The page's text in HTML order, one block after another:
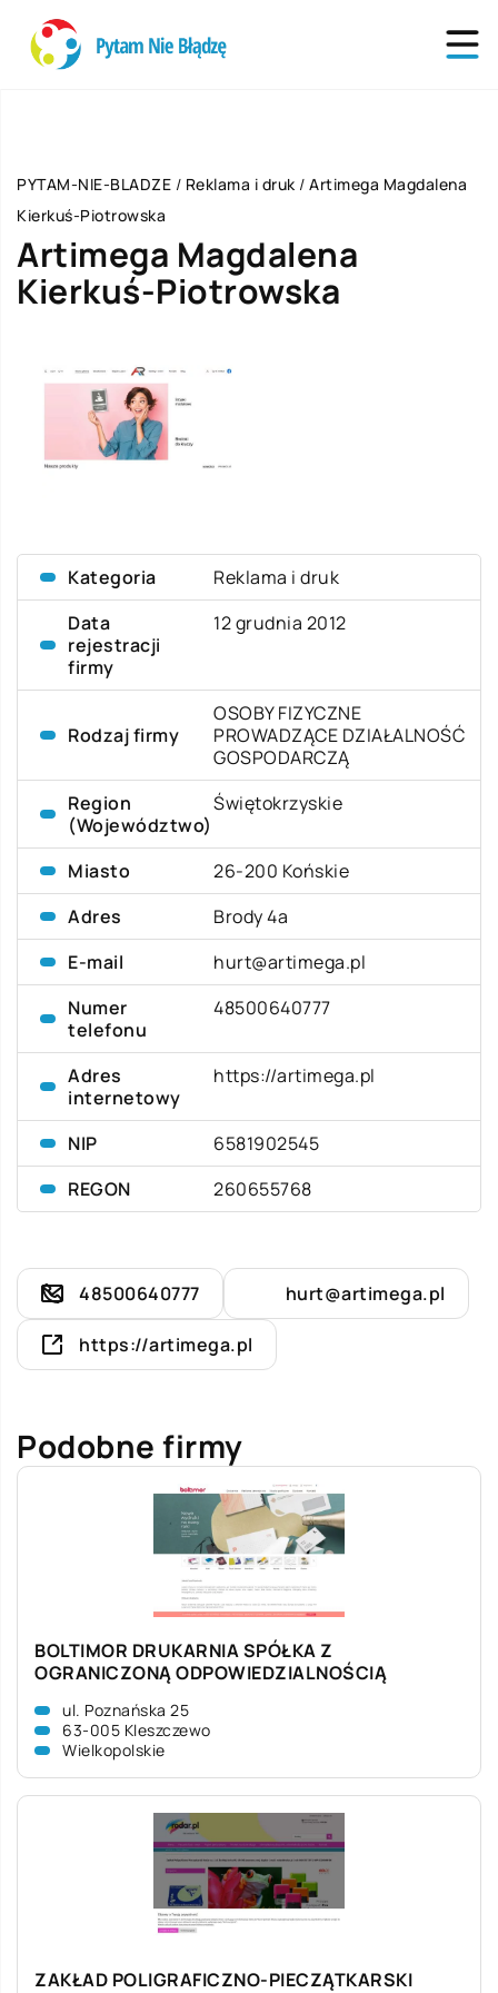
PYTAM-NIE-BLADZE / Reklama i druk / Artimega Magdalena
Kierkuś-Piotrowska
Artimega Magdalena
Kierkuś-Piotrowska
Kategoria
Reklama i druk
Data
rejestracji
firmy
12 grudnia 2012
Rodzaj firmy
OSOBY FIZYCZNE
PROWADZĄCE DZIAŁALNOŚĆ
GOSPODARCZĄ
Region
(Województwo)
Świętokrzyskie
Miasto
26-200 Końskie
Adres
Brody 4a
E-mail
hurt@artimega.pl
Numer
telefonu
48500640777
Adres
internetowy
https://artimega.pl
NIP
6581902545
REGON
260655768
48500640777 hurt@artimega.pl
https://artimega.pl
Podobne firmy
BOLTIMOR DRUKARNIA SPÓŁKA Z
OGRANICZONĄ ODPOWIEDZIALNOŚCIĄ
ul. Poznańska 25
63-005 Kleszczewo
Wielkopolskie
ZAKŁAD POLIGRAFICZNO-PIECZĄTKARSKI